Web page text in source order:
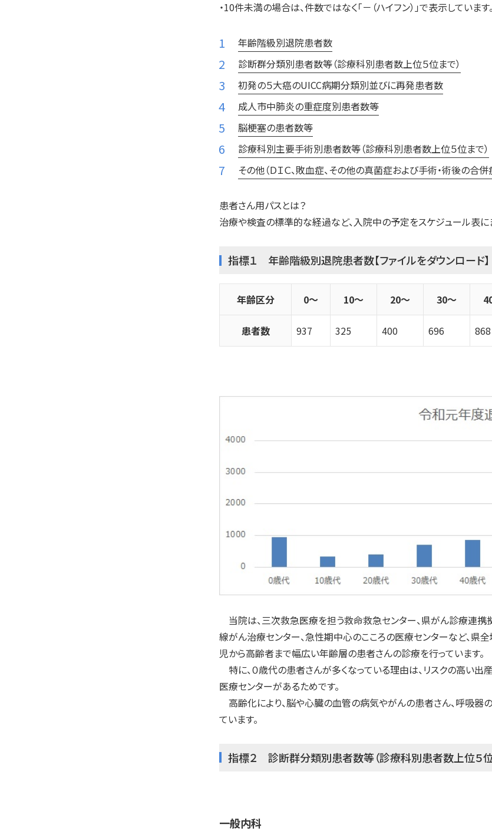
・10件未満の場合は、件数ではなく「－（ハイフン）」で表示しています。
年齢階級別退院患者数
診断群分類別患者数等（診療科別患者数上位５位まで）
初発の５大癌のUICC病期分類別並びに再発患者数
成人市中肺炎の重症度別患者数等
脳梗塞の患者数等
診療科別主要手術別患者数等（診療科別患者数上位５位まで）
その他（ＤＩＣ、敗血症、その他の真菌症および手術・術後の合併
患者さん用パスとは？
治療や検査の標準的な経過など、入院中の予定をスケジュール表
指標１ 年齢階級別退院患者数【ファイルをダウンロード】
年齢区分 0～ 10～ 20～ 30～
患者数 937 325 400 696 868
当院は、三次救急医療を担う救命救急センター、県がん診療連
線がん治療センター、急性期中心のこころの医療センターなど、県
児から高齢者まで幅広い年齢層の患者さんの診療を行っています。
特に、０歳代の患者さんが多くなっている理由は、リスクの高い
医療センターがあるためです。
高齢化により、脳や心臓の血管の病気やがんの患者さん、呼吸器
ています。
指標２ 診断群分類別患者数等（診療科別患者数上位５位
一般内科